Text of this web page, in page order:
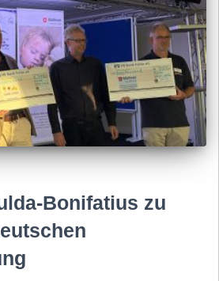
Bonifatius zu